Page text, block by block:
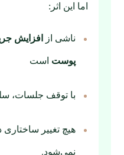
اما این اثر:
ناشی از افزایش
پوست است
با توقف جلسات،
هیچ تغییر ساختاری
نمی‌شود.